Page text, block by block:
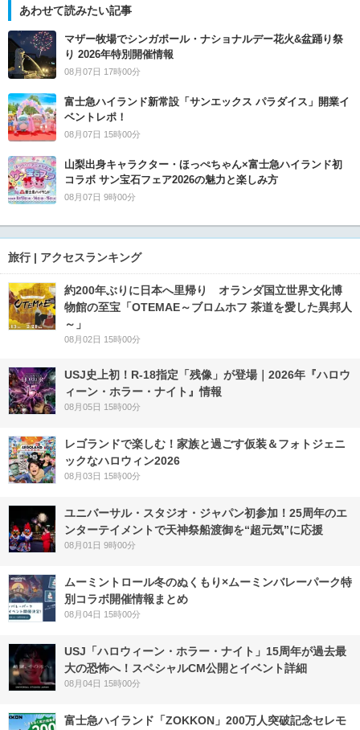
あわせて読みたい記事
マザー牧場でシンガポール・ナショナルデー花火&盆踊り祭
り 2026年特別開催情報
08月07日 17時00分
富士急ハイランド新常設「サンエックス パラダイス」開業イ
ベントレポ！
08月07日 15時00分
山梨出身キャラクター・ほっぺちゃん×富士急ハイランド初
コラボ サン宝石フェア2026の魅力と楽しみ方
08月07日 9時00分
旅行 | アクセスランキング
約200年ぶりに日本へ里帰り オランダ国立世界文化博
物館の至宝「OTEMAE～ブロムホフ 茶道を愛した異邦人
～」
08月02日 15時00分
USJ史上初！R-18指定「残像」が登場｜2026年『ハロウ
ィーン・ホラー・ナイト』情報
08月05日 15時00分
レゴランドで楽しむ！家族と過ごす仮装＆フォトジェニ
ックなハロウィン2026
08月03日 15時00分
ユニバーサル・スタジオ・ジャパン初参加！25周年のエ
ンターテイメントで天神祭船渡御を“超元気”に応援
08月01日 9時00分
ムーミントロール冬のぬくもり×ムーミンバレーパーク特
別コラボ開催情報まとめ
08月04日 15時00分
USJ「ハロウィーン・ホラー・ナイト」15周年が過去最
大の恐怖へ！スペシャルCM公開とイベント詳細
08月04日 15時00分
富士急ハイランド「ZOKKON」200万人突破記念セレモ